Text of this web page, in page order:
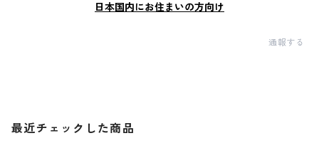
日本国内にお住まいの方向け
通報する
最近チェックした商品